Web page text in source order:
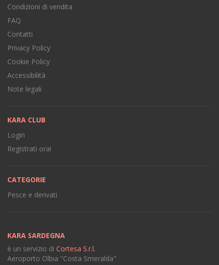
Condizioni di vendita
FAQ
Contatti
Privacy Policy
Cookie Policy
Accessibilità
Note legali
KARA CLUB
Login
Registrati ora!
CATEGORIE
Pesce e derivati
KARA SARDEGNA
è un servizio di Cortesa S.r.l.
Aeroporto Olbia "Costa Smeralda"